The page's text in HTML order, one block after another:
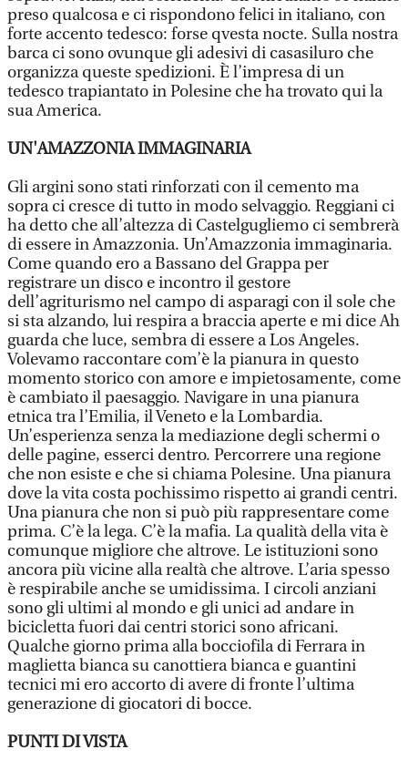
preso qualcosa e ci rispondono felici in italiano, con
forte accento tedesco: forse qvesta nocte. Sulla nostra
barca ci sono ovunque gli adesivi di casasiluro che
organizza queste spedizioni. È l’impresa di un
tedesco trapiantato in Polesine che ha trovato qui la
sua America.
UN'AMAZZONIA IMMAGINARIA
Gli argini sono stati rinforzati con il cemento ma
sopra ci cresce di tutto in modo selvaggio. Reggiani ci
ha detto che all’altezza di Castelgugliemo ci sembrerà
di essere in Amazzonia. Un’Amazzonia immaginaria.
Come quando ero a Bassano del Grappa per
registrare un disco e incontro il gestore
dell’agriturismo nel campo di asparagi con il sole che
si sta alzando, lui respira a braccia aperte e mi dice Ah
guarda che luce, sembra di essere a Los Angeles.
Volevamo raccontare com’è la pianura in questo
momento storico con amore e impietosamente, come
è cambiato il paesaggio. Navigare in una pianura
etnica tra l’Emilia, il Veneto e la Lombardia.
Un’esperienza senza la mediazione degli schermi o
delle pagine, esserci dentro. Percorrere una regione
che non esiste e che si chiama Polesine. Una pianura
dove la vita costa pochissimo rispetto ai grandi centri.
Una pianura che non si può più rappresentare come
prima. C’è la lega. C’è la mafia. La qualità della vita è
comunque migliore che altrove. Le istituzioni sono
ancora più vicine alla realtà che altrove. L’aria spesso
è respirabile anche se umidissima. I circoli anziani
sono gli ultimi al mondo e gli unici ad andare in
bicicletta fuori dai centri storici sono africani.
Qualche giorno prima alla bocciofila di Ferrara in
maglietta bianca su canottiera bianca e guantini
tecnici mi ero accorto di avere di fronte l’ultima
generazione di giocatori di bocce.
PUNTI DI VISTA